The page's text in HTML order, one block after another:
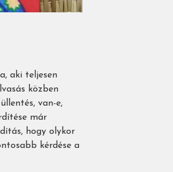
aki teljesen
közben
van-e,
már
hogy olykor
kérdése a